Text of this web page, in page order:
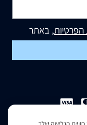
הפרטיות, באתר